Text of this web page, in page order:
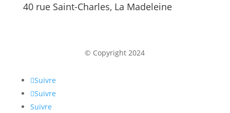
40 rue Saint-Charles, La Madeleine
© Copyright 2024
Suivre
Suivre
Suivre